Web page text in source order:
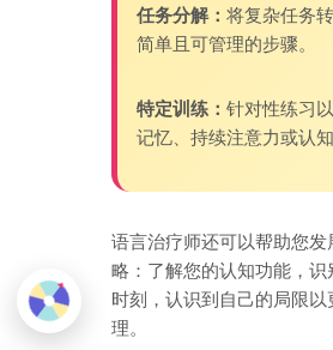
任务分解： 将复杂任务
简单且可管理的步骤。
特定训练： 针对性练习
记忆、持续注意力或认知
语言治疗师还可以帮助您发
略：了解您的认知功能，识
时刻，认识到自己的局限以
理。